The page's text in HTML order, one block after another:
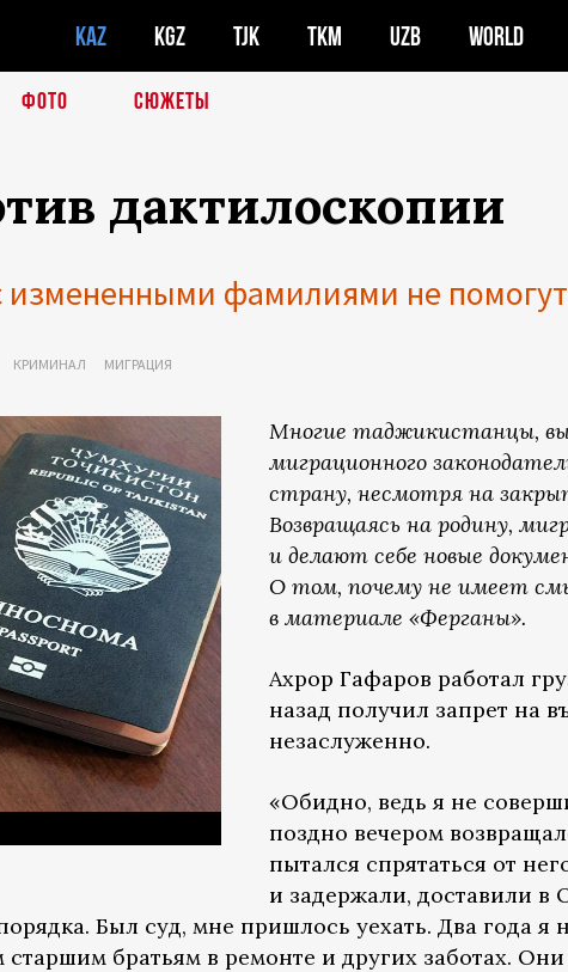
KAZ KGZ TJK TKM UZB WORLD
ФОТО СЮЖЕТЫ
дактилоскопии
измененными фамилиями не
КРИМИНАЛ МИГРАЦИЯ
Многие таджикистанцы,
миграционного
страну, несмотря на
Возвращаясь на родину,
и делают себе новые
О том, почему не имеет
в материале «Ферганы».
Ахрор Гафаров работал
назад получил запрет на
незаслуженно.
«Обидно, ведь я не
поздно вечером
пытался спрятаться от
и задержали, доставили
Был суд, мне пришлось уехать. Два года я
братьям в ремонте и других заботах.